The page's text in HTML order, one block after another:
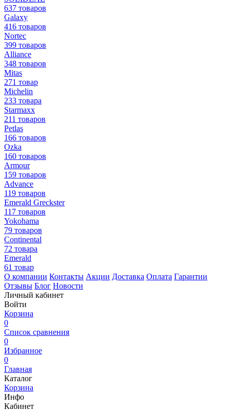
637 товаров
Galaxy
416 товаров
Nortec
399 товаров
Alliance
348 товаров
Mitas
271 товар
Michelin
233 товара
Starmaxx
211 товаров
Petlas
166 товаров
Ozka
160 товаров
Armour
159 товаров
Advance
119 товаров
Emerald Greckster
117 товаров
Yokohama
79 товаров
Continental
72 товара
Emerald
61 товар
О компании Контакты Акции Доставка Оплата Гарантии
Отзывы Блог Новости
Личный кабинет
Войти
Корзина
0
Список сравнения
0
Избранное
0
Главная
Каталог
Корзина
Инфо
Кабинет